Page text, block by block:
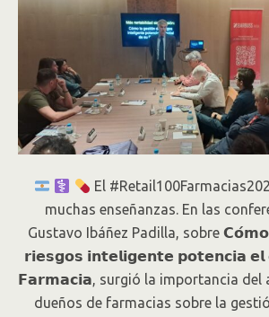
El
muchas enseñanzas. En las
Gustavo Ibáñez Padilla, sobre
𝗿𝗶𝗲𝘀𝗴𝗼𝘀 𝗶𝗻𝘁𝗲𝗹𝗶𝗴𝗲𝗻𝘁𝗲 𝗽𝗼𝘁𝗲𝗻𝗰𝗶𝗮
𝗙𝗮𝗿𝗺𝗮𝗰𝗶𝗮, surgió la importancia del
dueños de farmacias sobre la